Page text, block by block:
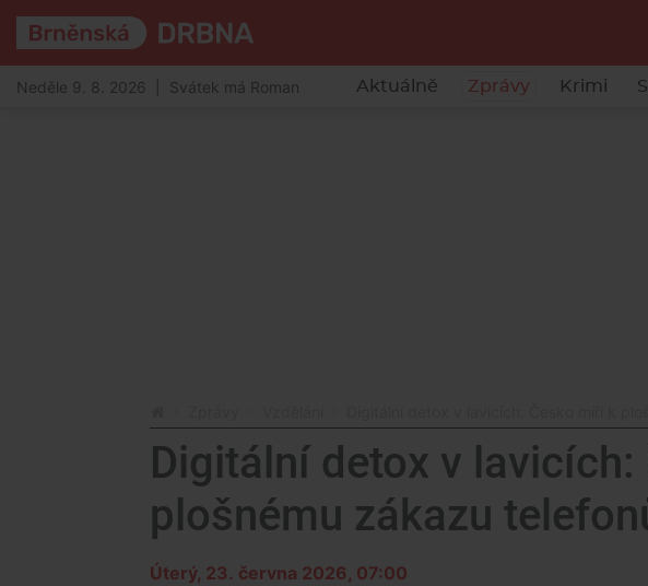
Neděle 9. 8. 2026 | Svátek má Roman Aktuálně Zprávy Krimi
Digitální detox v
plošnému zákazu
Úterý, 23. června 2026, 07:00